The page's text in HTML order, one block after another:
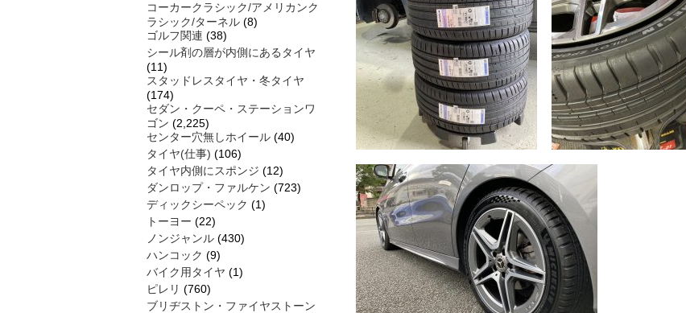
コーカークラシック/アメリカンク
ラシック/ターネル (8)
ゴルフ関連 (38)
シール剤の層が内側にあるタイヤ
(11)
スタッドレスタイヤ・冬タイヤ
(174)
セダン・クーペ・ステーションワ
ゴン (2,225)
センター穴無しホイール (40)
タイヤ(仕事) (106)
タイヤ内側にスポンジ (12)
ダンロップ・ファルケン (723)
ディックシーペック (1)
トーヨー (22)
ノンジャンル (430)
ハンコック (9)
バイク用タイヤ (1)
ピレリ (760)
ブリヂストン・ファイヤストーン